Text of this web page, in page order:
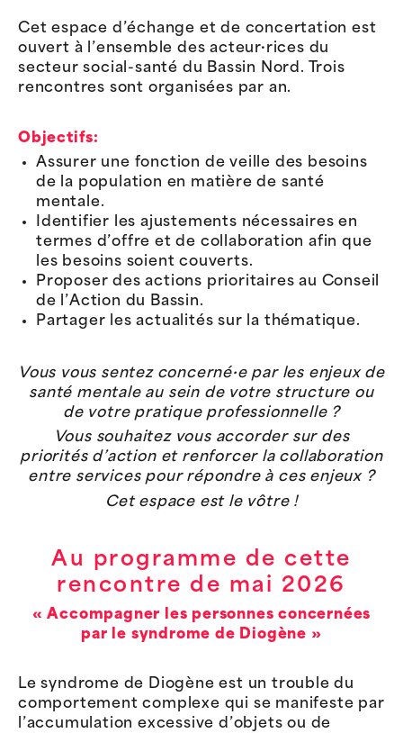
Cet espace d’échange et de concertation est
ouvert à l’ensemble des acteur·rices du
secteur social-santé du Bassin Nord. Trois
rencontres sont organisées par an.
Objectifs:
Assurer une fonction de veille des besoins
de la population en matière de santé
mentale.
Identifier les ajustements nécessaires en
termes d’offre et de collaboration afin que
les besoins soient couverts.
Proposer des actions prioritaires au Conseil
de l’Action du Bassin.
Partager les actualités sur la thématique.
Vous vous sentez concerné·epar les enjeux de
santé mentale au sein de votre structure ou
de votre pratique professionnelle?
Vous souhaitez vous accorder sur des
priorités d’action et renforcer la collaboration
entre services pour répondre à ces enjeux ?
Cet espace est le vôtre !
Au programme de cette
rencontre de mai 2026
« Accompagner les personnes concernées
par
le syndrome de Diogène »
Le syndrome de Diogène est un trouble du
comportement complexe qui se manifeste par
l’accumulation excessive d’objets ou de